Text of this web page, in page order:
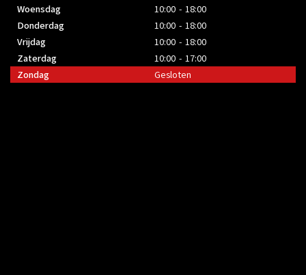
Woensdag
10:00 - 18:00
Donderdag
10:00 - 18:00
Vrijdag
10:00 - 18:00
Zaterdag
10:00 - 17:00
Zondag
Gesloten